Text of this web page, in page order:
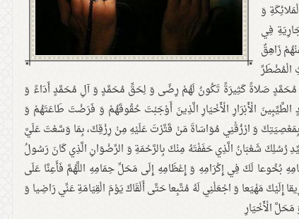
وَ
فِي
زَاهِقٌ
الْمُضْطَرِّ
مُحَمَّدٍ صَلاةً كَثِيرَةً تَكُونُ لَهُمْ رِضًى وَ لِحَقِّ مُحَمَّدٍ وَ آلِ مُحَمَّدٍ أَدَاءً وَ
الْأَبْرَارِ الْأَخْيَارِ الَّذِينَ أَوْجَبْتَ حُقُوقَهُمْ وَ فَرَضْتَ طَاعَتَهُمْ وَ
وَ ارْزُقْنِي مُوَاسَاةَ مَنْ قَتَّرْتَ عَلَيْهِ مِنْ رِزْقِكَ، بِمَا وَسَّعْتَ عَلَيَّ
شَعْبَانُ الَّذِي حَفَفْتَهُ مِنْكَ بِالرَّحْمَةِ وَ الرِّضْوَانِ الَّذِي كَانَ رَسُولُ
بُخُوعا لَكَ فِي إِكْرَامِهِ وَ إِعْظَامِهِ إِلَى مَحَلِّ حِمَامِهِ اللَّهُمَّ فَأَعِنَّا عَلَى
إِلَيْكَ مَهْيَعا وَ اجْعَلْنِي لَهُ مُتَّبِعا حَتَّى أَلْقَاكَ يَوْمَ الْقِيَامَةِ عَنِّي رَاضِيا وَ
الْأَخْيَارِ